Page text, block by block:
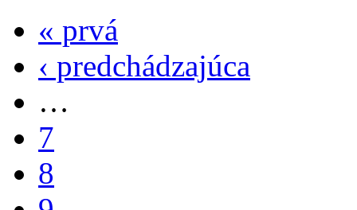
« prvá
‹ predchádzajúca
…
7
8